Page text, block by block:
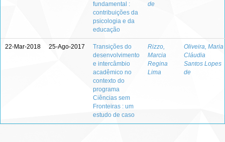
fundamental :
contribuições da
psicologia e da
educação
de
22-Mar-2018 25-Ago-2017
Transições do
desenvolvimento
e intercâmbio
acadêmico no
contexto do
programa
Ciências sem
Fronteiras : um
estudo de caso
Rizzo,
Marcia
Regina
Lima
Oliveira, Maria
Cláudia
Santos Lopes
de